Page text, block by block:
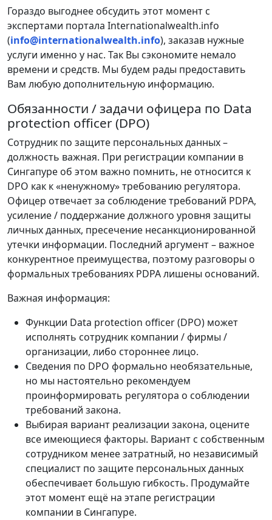
Гораздо выгоднее обсудить этот момент с
экспертами портала Internationalwealth.info
(info@internationalwealth.info), заказав нужные
услуги именно у нас. Так Вы сэкономите немало
времени и средств. Мы будем рады предоставить
Вам любую дополнительную информацию.
Обязанности / задачи офицера по Data
protection officer (DPO)
Сотрудник по защите персональных данных –
должность важная. При регистрации компании в
Сингапуре об этом важно помнить, не относится к
DPO как к «ненужному» требованию регулятора.
Офицер отвечает за соблюдение требований PDPA,
усиление / поддержание должного уровня защиты
личных данных, пресечение несанкционированной
утечки информации. Последний аргумент – важное
конкурентное преимущества, поэтому разговоры о
формальных требованиях PDPA лишены оснований.
Важная информация:
Функции Data protection officer (DPO) может
исполнять сотрудник компании / фирмы /
организации, либо стороннее лицо.
Сведения по DPO формально необязательные,
но мы настоятельно рекомендуем
проинформировать регулятора о соблюдении
требований закона.
Выбирая вариант реализации закона, оцените
все имеющиеся факторы. Вариант с собственным
сотрудником менее затратный, но независимый
специалист по защите персональных данных
обеспечивает большую гибкость. Продумайте
этот момент ещё на этапе регистрации
компании в Сингапуре.